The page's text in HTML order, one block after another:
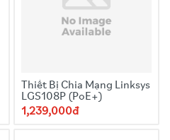
Thiết Bị Chia Mạng Linksys
LGS108P (PoE+)
1,239,000đ